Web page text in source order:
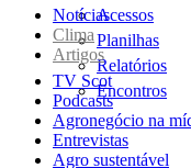
Acessos
Planilhas
Relatórios
Encontros
Notícias
Clima
Artigos
TV Scot
Podcasts
Agronegócio na
Entrevistas
Agro sustentável